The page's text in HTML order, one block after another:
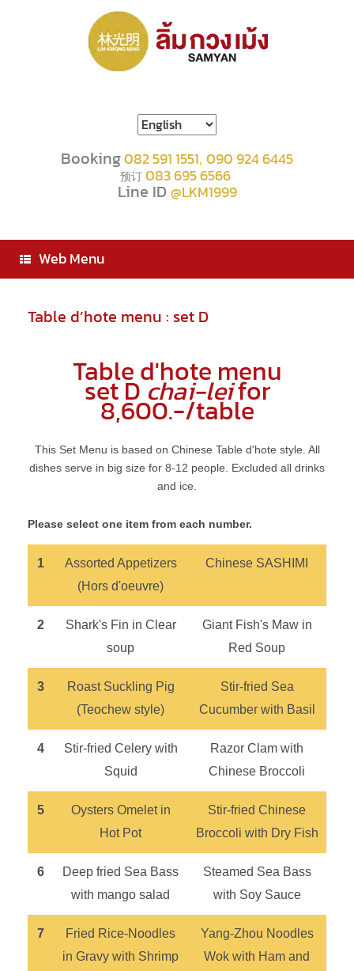
language
Booking082 591 1551,090 924 6445
预订083 695 6566
Line ID @LKM1999
Web Menu
Table d’hote menu : set D
Table d'hote menu
set Dchai-leifor
8,600.-/table
This Set Menu is based on Chinese Table d'hote style. All
dishes serve in big size for 8-12 people. Excluded all drinks
and ice.
Please select one item from each number.
1
Assorted Appetizers
(Hors d'oeuvre)
Chinese SASHIMI
2
Shark's Fin in Clear
soup
Giant Fish's Maw in
Red Soup
3
Roast Suckling Pig
(Teochew style)
Stir-fried Sea
Cucumber with Basil
4
Stir-fried Celery with
Squid
Razor Clam with
Chinese Broccoli
5
Oysters Omelet in
Hot Pot
Stir-fried Chinese
Broccoli with Dry Fish
6
Deep fried Sea Bass
with mango salad
Steamed Sea Bass
with Soy Sauce
7
Fried Rice-Noodles
in Gravy with Shrimp
Yang-Zhou Noodles
Wok with Ham and